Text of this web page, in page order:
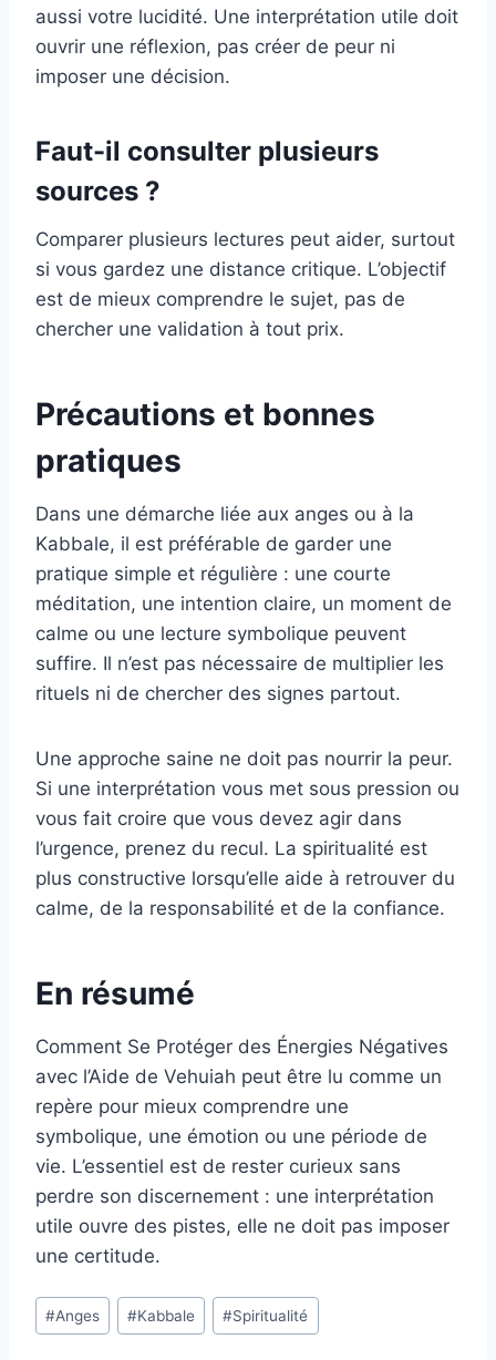
aussi votre lucidité. Une interprétation utile doit
ouvrir une réflexion, pas créer de peur ni
imposer une décision.
Faut-il consulter plusieurs
sources ?
Comparer plusieurs lectures peut aider, surtout
si vous gardez une distance critique. L’objectif
est de mieux comprendre le sujet, pas de
chercher une validation à tout prix.
Précautions et bonnes
pratiques
Dans une démarche liée aux anges ou à la
Kabbale, il est préférable de garder une
pratique simple et régulière : une courte
méditation, une intention claire, un moment de
calme ou une lecture symbolique peuvent
suffire. Il n’est pas nécessaire de multiplier les
rituels ni de chercher des signes partout.
Une approche saine ne doit pas nourrir la peur.
Si une interprétation vous met sous pression ou
vous fait croire que vous devez agir dans
l’urgence, prenez du recul. La spiritualité est
plus constructive lorsqu’elle aide à retrouver du
calme, de la responsabilité et de la confiance.
En résumé
Comment Se Protéger des Énergies Négatives
avec l’Aide de Vehuiah peut être lu comme un
repère pour mieux comprendre une
symbolique, une émotion ou une période de
vie. L’essentiel est de rester curieux sans
perdre son discernement : une interprétation
utile ouvre des pistes, elle ne doit pas imposer
une certitude.
Étiquettes
de
#Anges #Kabbale #Spiritualité